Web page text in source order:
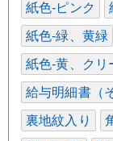
紙色-ピンク
紙色-緑、黄緑
紙色-黄、クリ
給与明細書（
裏地紋入り